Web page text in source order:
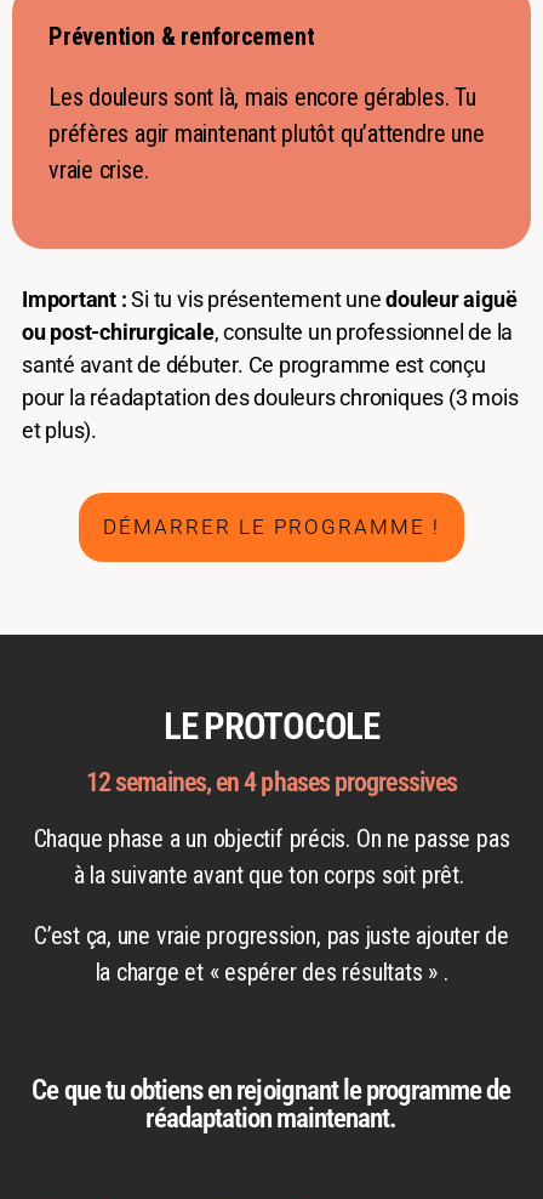
Prévention & renforcement
Les douleurs sont là, mais encore gérables. Tu
préfères agir maintenant plutôt qu’attendre une
vraie crise.
Important :Si tu vis présentement unedouleur aiguë
ou post-chirurgicale, consulte un professionnel de la
santé avant de débuter. Ce programme est conçu
pour la réadaptation des douleurs chroniques (3 mois
et plus).
DÉMARRER LE PROGRAMME !
LE PROTOCOLE
12 semaines, en 4 phases progressives
Chaque phase a un objectif précis. On ne passe pas
à la suivante avant que ton corps soit prêt.
C’est ça, une vraie progression, pas juste ajouter de
la charge et « espérer des résultats » .
Ce que tu obtiens en rejoignant le programme de
réadaptation maintenant.